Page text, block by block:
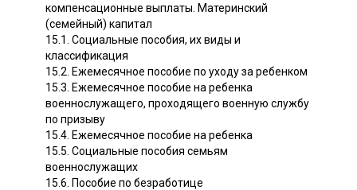
компенсационные выплаты. Материнский
(семейный) капитал
15.1. Социальные пособия, их виды и
классификация
15.2. Ежемесячное пособие по уходу за ребенком
15.3. Ежемесячное пособие на ребенка
военнослужащего, проходящего военную службу
по призыву
15.4. Ежемесячное пособие на ребенка
15.5. Социальные пособия семьям
военнослужащих
15.6. Пособие по безработице